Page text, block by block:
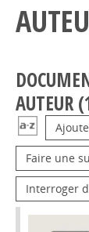
AUTEUR (
Faire une
Interroger